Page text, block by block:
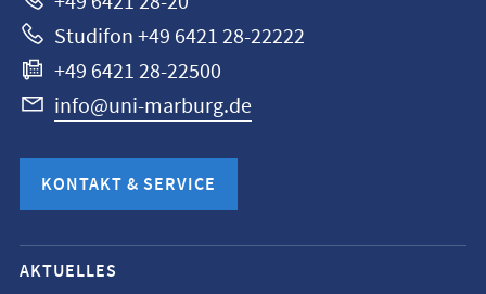
Studifon +49 6421 28-22222
+49 6421 28-22500
info@uni-marburg.de
KONTAKT & SERVICE
Mobile-
AKTUELLES